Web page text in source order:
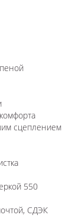
сцеплением
550
СДЭК